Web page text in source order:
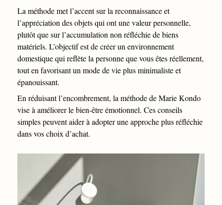
La méthode met l’accent sur la reconnaissance et
l’appréciation des objets qui ont une valeur personnelle,
plutôt que sur l’accumulation non réfléchie de biens
matériels. L’objectif est de créer un environnement
domestique qui reflète la personne que vous êtes réellement,
tout en favorisant un mode de vie plus minimaliste et
épanouissant.
En réduisant l’encombrement, la méthode de Marie Kondo
vise à améliorer le bien-être émotionnel. Ces conseils
simples peuvent aider à adopter une approche plus réfléchie
dans vos choix d’achat.